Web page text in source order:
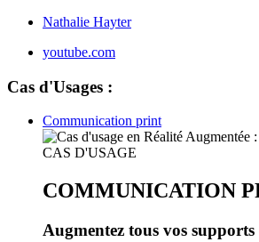
Nathalie Hayter
youtube.com
Cas d'Usages :
Communication print
CAS D'USAGE
COMMUNICATION
Augmentez tous vos supports